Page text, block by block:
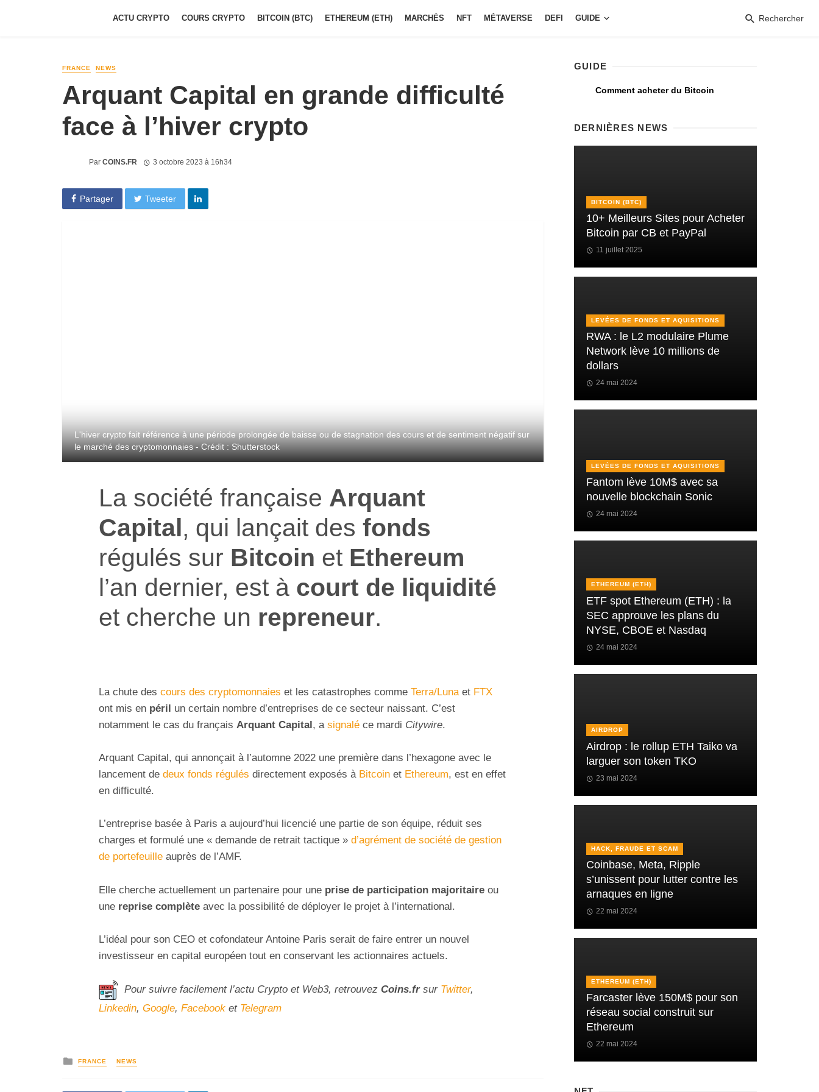
ACTU CRYPTO COURS CRYPTO BITCOIN (BTC) ETHEREUM (ETH) MARCHÉS NFT MÉTAVERSE DEFI GUIDE Rechercher
FRANCE NEWS
Arquant Capital en grande difficulté
face à l’hiver crypto
Par COINS.FR 3 octobre 2023 à 16h34
Partager Tweeter
L'hiver crypto fait référence à une période prolongée de baisse ou de stagnation des cours et de sentiment négatif sur
le marché des cryptomonnaies - Crédit : Shutterstock
La société française Arquant
Capital, qui lançait des fonds
régulés sur Bitcoin et Ethereum
l’an dernier, est à court de liquidité
et cherche un repreneur.
La chute des cours des cryptomonnaies et les catastrophes comme Terra/Lunaet FTX
ont mis en péril un certain nombre d’entreprises de ce secteur naissant. C’est
notamment le cas du français Arquant Capital, a signalé ce mardi Citywire.
Arquant Capital, qui annonçait à l’automne 2022 une première dans l’hexagone avec le
lancement de deux fonds régulés directement exposés à Bitcoin et Ethereum, est en effet
en difficulté.
L’entreprise basée à Paris a aujourd’hui licencié une partie de son équipe, réduit ses
charges et formulé une « demande de retrait tactique » d’agrément de société de gestion
de portefeuille auprès de l’AMF.
Elle cherche actuellement un partenaire pour une prise de participation majoritaire ou
une reprise complète avec la possibilité de déployer le projet à l’international.
L’idéal pour son CEO et cofondateur Antoine Paris serait de faire entrer un nouvel
investisseur en capital européen tout en conservant les actionnaires actuels.
Pour suivre facilement l’actu Crypto et Web3, retrouvez Coins.fr sur Twitter,
Linkedin, Google, Facebook et Telegram
FRANCE NEWS
GUIDE
Comment acheter du Bitcoin
DERNIÈRES NEWS
BITCOIN (BTC)
10+ Meilleurs Sites pour Acheter
Bitcoin par CB et PayPal
11 juillet 2025
LEVÉES DE FONDS ET AQUISITIONS
RWA : le L2 modulaire Plume
Network lève 10 millions de
dollars
24 mai 2024
LEVÉES DE FONDS ET AQUISITIONS
Fantom lève 10M$ avec sa
nouvelle blockchain Sonic
24 mai 2024
ETHEREUM (ETH)
ETF spot Ethereum (ETH) : la
SEC approuve les plans du
NYSE, CBOE et Nasdaq
24 mai 2024
AIRDROP
Airdrop : le rollup ETH Taiko va
larguer son token TKO
23 mai 2024
HACK, FRAUDE ET SCAM
Coinbase, Meta, Ripple
s’unissent pour lutter contre les
arnaques en ligne
22 mai 2024
ETHEREUM (ETH)
Farcaster lève 150M$ pour son
réseau social construit sur
Ethereum
22 mai 2024